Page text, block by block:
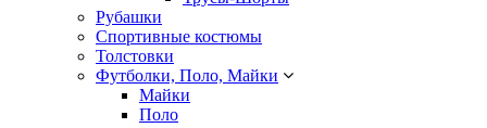
Рубашки
Спортивные костюмы
Толстовки
Футболки, Поло, Майки
Майки
Поло